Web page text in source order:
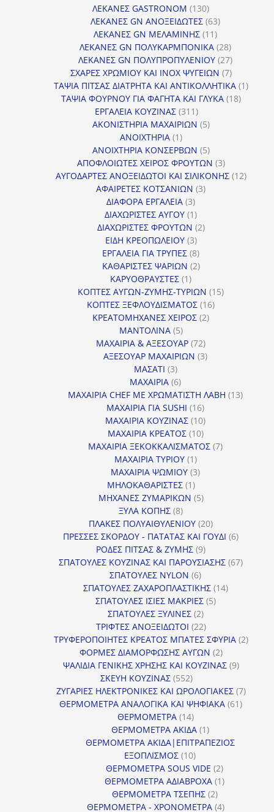
ΛΕΚΑΝΕΣ GASTRONOM 130130
προϊόντα
ΛΕΚΑΝΕΣ GN ΑΝΟΞΕΙΔΩΤΕΣ 6363
ΛΕΚΑΝΕΣ GN ΜΕΛΑΜΙΝΗΣ 1111
προϊόντα
ΛΕΚΑΝΕΣ GN ΠΟΛΥΚΑΡΜΠΟΝΙΚΑ 2828
προϊόντα
ΛΕΚΑΝΕΣ GN ΠΟΛΥΠΡΟΠΥΛΕΝΙΟΥ 2727
προϊόντα
ΣΧΑΡΕΣ ΧΡΩΜΙΟΥ ΚΑΙ INOX ΨΥΓΕΙΩΝ 77
προϊόντα
ΤΑΨΙΑ ΠΙΤΣΑΣ ΔΙΑΤΡΗΤΑ ΚΑΙ ΑΝΤΙΚΟΛΛΗΤΙΚΑ 11
ΤΑΨΙΑ ΦΟΥΡΝΟΥ ΓΙΑ ΦΑΓΗΤΑ ΚΑΙ ΓΛΥΚΑ 1818
ΕΡΓΑΛΕΙΑ ΚΟΥΖΙΝΑΣ 311311
προϊόντα
ΑΚΟΝΙΣΤΗΡΙΑ ΜΑΧΑΙΡΙΩΝ 55
ΑΝΟΙΧΤΗΡΙΑ 11
προϊόν
ΑΝΟΙΧΤΗΡΙΑ ΚΟΝΣΕΡΒΩΝ 55
προϊόντα
ΑΠΟΦΛΟΙΩΤΕΣ ΧΕΙΡΟΣ ΦΡΟΥΤΩΝ 33
προϊόντα
ΑΥΓΟΔΑΡΤΕΣ ΑΝΟΞΕΙΔΩΤΟΙ ΚΑΙ ΣΙΛΙΚΟΝΗΣ 1212
ΑΦΑΙΡΕΤΕΣ ΚΟΤΣΑΝΙΩΝ 33
ΔΙΑΦΟΡΑ ΕΡΓΑΛΕΙΑ 33
προϊόντα
ΔΙΑΧΩΡΙΣΤΕΣ ΑΥΓΟΥ 11
προϊόν
ΔΙΑΧΩΡΙΣΤΕΣ ΦΡΟΥΤΩΝ 22
ΕΙΔΗ ΚΡΕΟΠΩΛΕΙΟΥ 33
προϊόντα
ΕΡΓΑΛΕΙΑ ΓΙΑ ΤΡΥΠΕΣ 88
προϊόντα
ΚΑΘΑΡΙΣΤΕΣ ΨΑΡΙΩΝ 22
ΚΑΡΥΟΘΡΑΥΣΤΕΣ 11
προϊόν
ΚΟΠΤΕΣ ΑΥΓΩΝ-ΖΥΜΗΣ-ΤΥΡΙΩΝ 1515
ΚΟΠΤΕΣ ΞΕΦΛΟΥΔΙΣΜΑΤΟΣ 1616
ΚΡΕΑΤΟΜΗΧΑΝΕΣ ΧΕΙΡΟΣ 22
ΜΑΝΤΟΛΙΝΑ 55
προϊόντα
ΜΑΧΑΙΡΙΑ & ΑΞΕΣΟΥΑΡ 7272
προϊόντα
ΑΞΕΣΟΥΑΡ ΜΑΧΑΙΡΙΩΝ 33
ΜΑΣΑΤΙ 33
προϊόντα
ΜΑΧΑΙΡΙΑ 66
προϊόντα
ΜΑΧΑΙΡΙΑ CHEF ΜΕ ΧΡΩΜΑΤΙΣΤΗ ΛΑΒΗ 1313
ΜΑΧΑΙΡΙΑ ΓΙΑ SUSHI 1616
προϊόντα
ΜΑΧΑΙΡΙΑ ΚΟΥΖΙΝΑΣ 1010
προϊόντα
ΜΑΧΑΙΡΙΑ ΚΡΕΑΤΟΣ 1010
προϊόντα
ΜΑΧΑΙΡΙΑ ΞΕΚΟΚΚΑΛΙΣΜΑΤΟΣ 77
ΜΑΧΑΙΡΙΑ ΤΥΡΙΟΥ 11
προϊόν
ΜΑΧΑΙΡΙΑ ΨΩΜΙΟΥ 33
ΜΗΛΟΚΑΘΑΡΙΣΤΕΣ 11
προϊόν
ΜΗΧΑΝΕΣ ΖΥΜΑΡΙΚΩΝ 55
ΞΥΛΑ ΚΟΠΗΣ 88
προϊόντα
ΠΛΑΚΕΣ ΠΟΛΥΑΙΘΥΛΕΝΙΟΥ 2020
προϊόντα
ΠΡΕΣΣΕΣ ΣΚΟΡΔΟΥ - ΠΑΤΑΤΑΣ ΚΑΙ ΓΟΥΔΙ 66
ΡΟΔΕΣ ΠΙΤΣΑΣ & ΖΥΜΗΣ 99
προϊόντα
ΣΠΑΤΟΥΛΕΣ ΚΟΥΖΙΝΑΣ ΚΑΙ ΠΑΡΟΥΣΙΑΣΗΣ 6767
ΣΠΑΤΟΥΛΕΣ NYLON 66
προϊόντα
ΣΠΑΤΟΥΛΕΣ ΖΑΧΑΡΟΠΛΑΣΤΙΚΗΣ 1414
ΣΠΑΤΟΥΛΕΣ ΙΣΙΕΣ ΜΑΚΡΙΕΣ 55
ΣΠΑΤΟΥΛΕΣ ΞΥΛΙΝΕΣ 22
προϊόντα
ΤΡΙΦΤΕΣ ΑΝΟΞΕΙΔΩΤΟΙ 2222
προϊόντα
ΤΡΥΦΕΡΟΠΟΙΗΤΕΣ ΚΡΕΑΤΟΣ ΜΠΑΤΕΣ ΣΦΥΡΙΑ 22
ΦΟΡΜΕΣ ΔΙΑΜΟΡΦΩΣΗΣ ΑΥΓΩΝ 22
προϊόντα
ΨΑΛΙΔΙΑ ΓΕΝΙΚΗΣ ΧΡΗΣΗΣ ΚΑΙ ΚΟΥΖΙΝΑΣ 99
ΣΚΕΥΗ ΚΟΥΖΙΝΑΣ 552552
προϊόντα
ΖΥΓΑΡΙΕΣ ΗΛΕΚΤΡΟΝΙΚΕΣ ΚΑΙ ΩΡΟΛΟΓΙΑΚΕΣ 77
ΘΕΡΜΟΜΕΤΡΑ ΑΝΑΛΟΓΙΚΑ ΚΑΙ ΨΗΦΙΑΚΑ 6161
ΘΕΡΜΟΜΕΤΡΑ 1414
προϊόντα
ΘΕΡΜΟΜΕΤΡΑ ΑΚΙΔΑ 11
προϊόν
ΘΕΡΜΟΜΕΤΡΑ ΑΚΙΔΑ|ΕΠΙΤΡΑΠΕΖΙΟΣ
ΕΞΟΠΛΙΣΜΟΣ 1010
προϊόντα
ΘΕΡΜΟΜΕΤΡΑ SOUS VIDE 22
προϊόντα
ΘΕΡΜΟΜΕΤΡΑ ΑΔΙΑΒΡΟΧΑ 11
ΘΕΡΜΟΜΕΤΡΑ ΤΣΕΠΗΣ 22
προϊόντα
ΘΕΡΜΟΜΕΤΡΑ - ΧΡΟΝΟΜΕΤΡΑ 44